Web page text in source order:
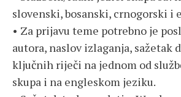
slovenski, bosanski, crnogorski i
• Za prijavu teme potrebno je
autora, naslov izlaganja, sažetak
ključnih riječi na jednom od
skupa i na engleskom jeziku.